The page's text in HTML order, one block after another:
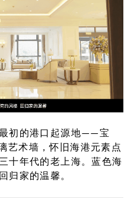
初的港口起源地——宝
艺术墙，怀旧海港元素点
十年代的老上海。蓝色海
归家的温馨。